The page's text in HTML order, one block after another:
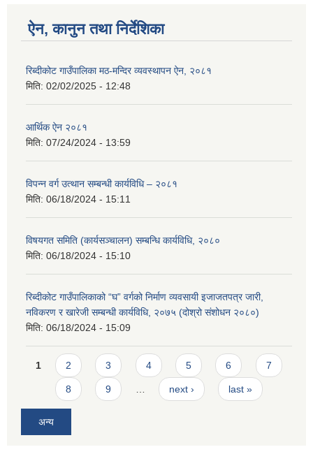
ऐन, कानुन तथा निर्देशिका
रिब्दीकोट गाउँपालिका मठ-मन्दिर व्यवस्थापन ऐन, २०८१
मिति: 02/02/2025 - 12:48
आर्थिक ऐन २०८१
मिति: 07/24/2024 - 13:59
विपन्न वर्ग उत्थान सम्बन्धी कार्यविधि – २०८१
मिति: 06/18/2024 - 15:11
विषयगत समिति (कार्यसञ्चालन) सम्बन्धि कार्यविधि, २०८०
मिति: 06/18/2024 - 15:10
रिब्दीकोट गाउँपालिकाको “घ” वर्गको निर्माण व्यवसायी इजाजतपत्र जारी,
नविकरण र खारेजी सम्बन्धी कार्यविधि, २०७५ (दोश्रो संशोधन २०८०)
मिति: 06/18/2024 - 15:09
Pages
1 2 3 4 5 6 7
8 9 … next › last »
अन्य